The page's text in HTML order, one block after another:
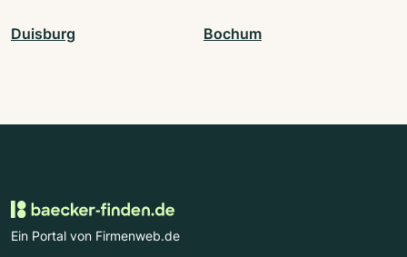
Duisburg Bochum
Ein Portal von Firmenweb.de